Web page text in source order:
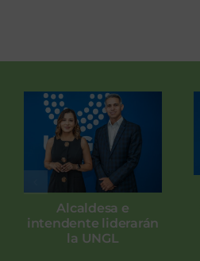
Alcaldesa e
intendente liderarán
la UNGL